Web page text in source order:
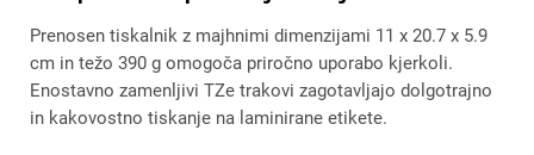
Prenosen tiskalnik z majhnimi dimenzijami 11 x 20.7 x 5.9
cm in težo 390 g omogoča priročno uporabo kjerkoli.
Enostavno zamenljivi TZe trakovi zagotavljajo dolgotrajno
in kakovostno tiskanje na laminirane etikete.